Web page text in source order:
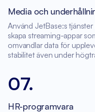
Media och
Använd JetBase:s
skapa streaming-appar
omvandlar data för
stabilitet även under
07.
HR-programvara